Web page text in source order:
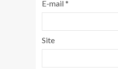
E-mail*
Site